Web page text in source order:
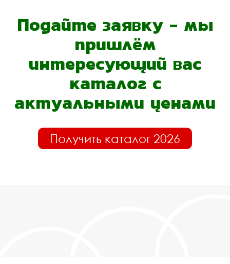
Подайте заявку - мы
пришлём
интересующий вас
каталог с
актуальными ценами
Получить каталог 2026